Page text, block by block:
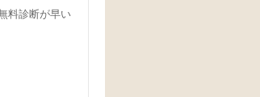
料診断が早い